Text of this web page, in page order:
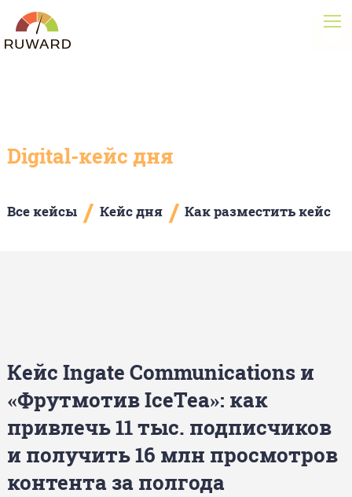
Digital-кейс дня
Все кейсы / Кейс дня / Как разместить кейс
Кейс Ingate Communications и
«Фрутмотив IceTea»: как
привлечь 11 тыс. подписчиков
и получить 16 млн просмотров
контента за полгода